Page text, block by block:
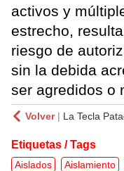
activos y
estrecho,
riesgo de
sin la debida
ser agredidos o
Volver| La Tecla
Etiquetas / Tags
Aislados Aislamiento